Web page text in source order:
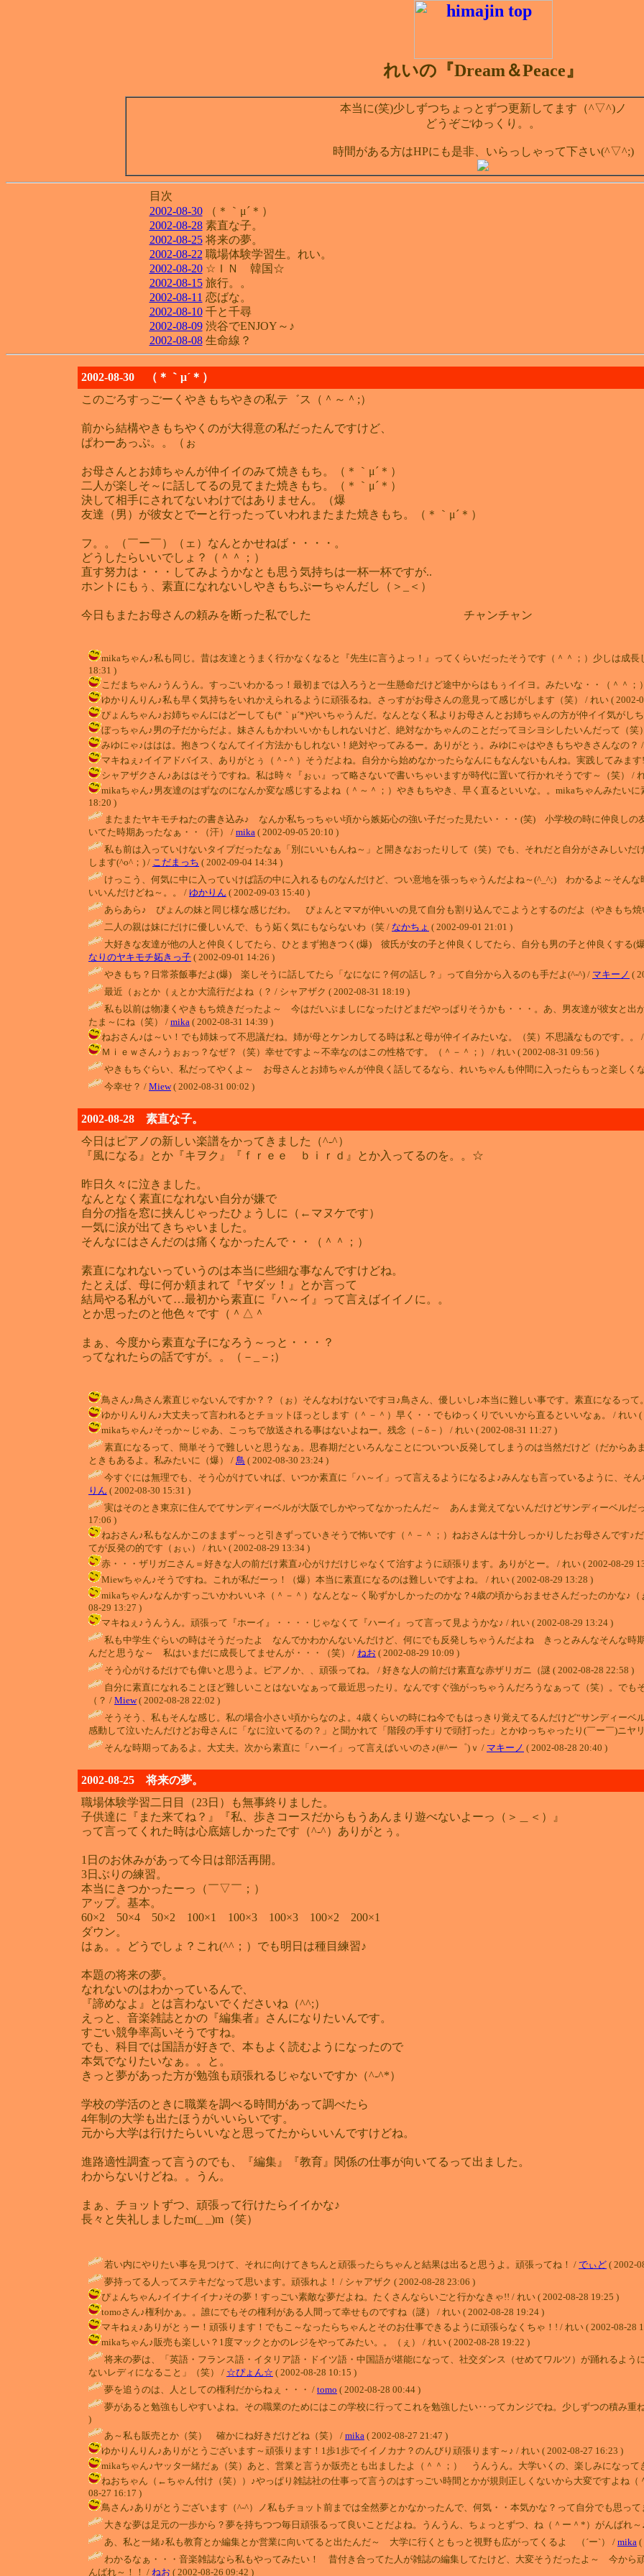
れいの『Dream＆Peace』
本当に(笑)少しずつちょっとずつ更新してます（^▽^)ノ
どうぞごゆっくり。。
時間がある方はHPにも是非、いらっしゃって下さい(^▽^;)
目次
2002-08-30（＊｀μ´＊）
2002-08-28素直な子。
2002-08-25将来の夢。
2002-08-22 職場体験学習生。れい。
2002-08-20☆ＩＮ 韓国☆
2002-08-15旅行。。
2002-08-11 恋ばな。
2002-08-10千と千尋
2002-08-09渋谷でENJOY～♪
2002-08-08生命線？
2002-08-30 （＊｀μ´＊）
このごろすっごーくやきもちやきの私テ゛ス（＾～＾;）
前から結構やきもちやくのが大得意の私だったんですけど、
ぱわーあっぷ。。（ぉ
お母さんとお姉ちゃんが仲イイのみて焼きもち。（＊｀μ´＊）
二人が楽しそ～に話してるの見てまた焼きもち。（＊｀μ´＊）
決して相手にされてないわけではありません。（爆
友達（男）が彼女とでーと行ったっていわれまたまた焼きもち。（＊｀μ´＊）
フ。。（￣ー￣）（ェ）なんとかせねば・・・・。
どうしたらいいでしょ？（＾＾；）
直す努力は・・・してみようかなとも思う気持ちは一杯一杯ですが..
ホントにもぅ、素直になれないしやきもちぷーちゃんだし（＞_＜）
今日もまたお母さんの頼みを断った私でした チャンチャン
mikaちゃん♪私も同じ。昔は友達とうまく行かなくなると『先生に言うよっ！』ってくらいだったそうです（＾＾；）少しは成
18:31 )
こだまちゃん♪うんうん。すっごいわかるっ！最初までは入ろうと一生懸命だけど途中からはもぅイイヨ。みたいな・・（＾＾；
ゆかりんりん♪私も早く気持ちをいれかえられるように頑張るね。さっすがお母さんの意見って感じがします（笑） / れい ( 2002-
ぴょんちゃん♪お姉ちゃんにはどーしても(*｀μ´*)やいちゃうんだ。なんとなく私よりお母さんとお姉ちゃんの方が仲イイ気がし
ぼっちゃん♪男の子だからだよ。妹さんもかわいいかもしれないけど、絶対なかちゃんのことだってヨシヨシしたいんだって（笑
みゆにゃ♪ははは。抱きつくなんてイイ方法かもしれない！絶対やってみるー。ありがとぅ。みゆにゃはやきもちやきさんなの？
マキねぇ♪イイアドバイス、ありがとぅ（＾-＾）そうだよね。自分から始めなかったらなんにもなんないもんね。実践してみます
シャアザクさん♪あははそうですね。私は時々『ぉぃ』って略さないで書いちゃいますが時代に置いて行かれそうです～（笑） /
mikaちゃん♪男友達のはずなのになんか変な感じするよね（＾～＾；）やきもちやき、早く直るといいな。。mikaちゃんみたい
18:20 )
またまたヤキモチねたの書き込み♪ なんか私ちっちゃい頃から嫉妬心の強い子だった見たい・・・(笑) 小学校の時に仲良しの
いてた時期あったなぁ・・（汗） / mika ( 2002-09-05 20:10 )
私も前は入っていけないタイプだったなぁ「別にいいもんね～」と開きなおったりして（笑）でも、それだと自分がさみしいだ
します(^o^；) / こだまっち ( 2002-09-04 14:34 )
けっこう、何気に中に入っていけば話の中に入れるものなんだけど、つい意地を張っちゃうんだよね～(^_^;) わかるよ～そ
いいんだけどね～。。 / ゆかりん ( 2002-09-03 15:40 )
あらあら♪ ぴょんの妹と同じ様な感じだわ。 ぴょんとママが仲いいの見て自分も割り込んでこようとするのだよ（やきもち焼
二人の親は妹にだけに優しいんで、もう妬く気にもならないわ（笑 / なかちょ ( 2002-09-01 21:01 )
大好きな友達が他の人と仲良くしてたら、ひとまず抱きつく(爆) 彼氏が女の子と仲良くしてたら、自分も男の子と仲良くする
なりのヤキモチ妬きっ子 ( 2002-09-01 14:26 )
やきもち？日常茶飯事だよ(爆) 楽しそうに話してたら「なになに？何の話し？」って自分から入るのも手だよ(^-^) / マキーノ (
最近（ぉとか（ぇとか大流行だよね（？ / シャアザク ( 2002-08-31 18:19 )
私も以前は物凄くやきもち焼きだったよ～ 今はだいぶましになったけどまだやっぱりそうかも・・・。あ、男友達が彼女と出
たま～にね（笑） / mika ( 2002-08-31 14:39 )
ねおさん♪は～い！でも姉妹って不思議だね。姉が母とケンカしてる時は私と母が仲イイみたいな。（笑）不思議なものです。。
Ｍｉｅｗさん♪うぉぉっ？なぜ？（笑）幸せですよ～不幸なのはこの性格です。（＾－＾；） / れい ( 2002-08-31 09:56 )
やきもちぐらい、私だってやくよ～ お母さんとお姉ちゃんが仲良く話してるなら、れいちゃんも仲間に入ったらもっと楽し
今幸せ？ / Miew( 2002-08-31 00:02 )
2002-08-28 素直な子。
今日はピアノの新しい楽譜をかってきました（^-^）
『風になる』とか『キヲク』『ｆｒｅｅ ｂｉｒｄ』とか入ってるのを。。☆
昨日久々に泣きました。
なんとなく素直になれない自分が嫌で
自分の指を窓に挟んじゃったひょうしに（←マヌケです）
一気に涙が出てきちゃいました。
そんなにはさんだのは痛くなかったんで・・（＾＾；）
素直になれないっていうのは本当に些細な事なんですけどね。
たとえば、母に何か頼まれて『ヤダッ！』とか言って
結局やる私がいて…最初から素直に『ハ～イ』って言えばイイノに。。
とか思ったのと他色々です（＾△＾ゞ
まぁ、今度から素直な子になろう～っと・・・？
ってなれたらの話ですが。。（－_－;）
鳥さん♪鳥さん素直じゃないんですか？？（ぉ）そんなわけないですヨ♪鳥さん、優しいし♪本当に難しい事です。素直になるって
ゆかりんりん♪大丈夫って言われるとチョットほっとします（＾－＾）早く・・でもゆっくりでいいから直るといいなぁ。 / れい (
mikaちゃん♪そっか～じゃあ、こっちで放送される事はないよねー。残念（－δ－） / れい ( 2002-08-31 11:27 )
素直になるって、簡単そうで難しいと思うなぁ。思春期だといろんなことについつい反発してしまうのは当然だけど（だから
ときもあるよ。私みたいに（爆） / 鳥 ( 2002-08-30 23:24 )
今すぐには無理でも、そう心がけていれば、いつか素直に「ハ～イ」って言えるようになるよ♪みんなも言っているように、そ
りん ( 2002-08-30 15:31 )
実はそのとき東京に住んでてサンディーベルが大阪でしかやってなかったんだ～ あんま覚えてないんだけどサンディーベルだ
17:06 )
ねおさん♪私もなんかこのままず～っと引きずっていきそうで怖いです（＾－＾；）ねおさんは十分しっかりしたお母さんです♪
てが反発の的です（ぉぃ） / れい ( 2002-08-29 13:34 )
赤・・・ザリガニさん＝好きな人の前だけ素直♪心がけだけじゃなくて治すように頑張ります。ありがとー。 / れい ( 2002-08-29
Miewちゃん♪そうですね。これが私だーっ！（爆）本当に素直になるのは難しいですよね。 / れい ( 2002-08-29 13:28 )
mikaちゃん♪なんかすっごいかわいいネ（＾－＾）なんとな～く恥ずかしかったのかな？4歳の頃からおませさんだったのかな♪
08-29 13:27 )
マキねぇ♪うんうん。頑張って『ホーイ』・・・・じゃなくて『ハーイ』って言って見ようかな♪ / れい ( 2002-08-29 13:24 )
私も中学生ぐらいの時はそうだったよ なんでかわかんないんだけど、何にでも反発しちゃうんだよね きっとみんなそんな
んだと思うな～ 私はいまだに成長してませんが・・・（笑） / ねお ( 2002-08-29 10:09 )
そう心がけるだけでも偉いと思うよ。ピアノか、、頑張ってね。 / 好きな人の前だけ素直な赤ザリガニ（謎 ( 2002-08-28 22:58 )
自分に素直になれることほど難しいことはないなぁって最近思ったり。なんですぐ強がっちゃうんだろうなぁって（笑）。でも
（？ / Miew( 2002-08-28 22:02 )
そうそう、私もそんな感じ。私の場合小さい頃からなのよ。4歳くらいの時にね今でもはっきり覚えてるんだけど“サンディーベ
感動して泣いたんだけどお母さんに「なに泣いてるの？」と聞かれて「階段の手すりで頭打った」とかゆっちゃったり(￣ー￣)ニヤ
そんな時期ってあるよ。大丈夫。次から素直に「ハーイ」って言えばいいのさ♪(#^ー゜)ｖ / マキーノ ( 2002-08-28 20:40 )
2002-08-25 将来の夢。
職場体験学習二日目（23日）も無事終りました。
子供達に『また来てね？』『私、歩きコースだからもうあんまり遊べないよーっ（＞＿＜）』
って言ってくれた時は心底嬉しかったです（^-^）ありがとぅ。
1日のお休みがあって今日は部活再開。
3日ぶりの練習。
本当にきつかったーっ（￣▽￣；）
アップ。基本。
60×2 50×4 50×2 100×1 100×3 100×3 100×2 200×1
ダウン。
はぁ。。どうでしょ？これ(^^；）でも明日は種目練習♪
本題の将来の夢。
なれないのはわかっているんで、
『諦めなよ』とは言わないでくださいね（^^;）
えっと、音楽雑誌とかの『編集者』さんになりたいんです。
すごい競争率高いそうですね。
でも、科目では国語が好きで、本もよく読むようになったので
本気でなりたいなぁ。。と。
きっと夢があった方が勉強も頑張れるじゃないですか（^-^*）
学校の学活のときに職業を調べる時間があって調べたら
4年制の大学も出たほうがいいらいです。
元から大学は行けたらいいなと思ってたからいいんですけどね。
進路適性調査って言うのでも、『編集』『教育』関係の仕事が向いてるって出ました。
わからないけどね。。うん。
まぁ、チョットずつ、頑張って行けたらイイかな♪
長々と失礼しましたm(_ _)m（笑）
若い内にやりたい事を見つけて、それに向けてきちんと頑張ったらちゃんと結果は出ると思うよ。頑張ってね！ / でぃど ( 2002-
夢持ってる人ってステキだなって思います。頑張れよ！ / シャアザク ( 2002-08-28 23:06 )
ぴょんちゃん♪イイナイイナ♪その夢！すっごい素敵な夢だよね。たくさんならいごと行かなきゃ!! / れい ( 2002-08-28 19:25 )
tomoさん♪権利かぁ。。誰にでもその権利がある人間って幸せものですね（謎） / れい ( 2002-08-28 19:24 )
マキねぇ♪ありがとぅー！頑張ります！でもこ～なったらちゃんとそのお仕事できるように頑張らなくちゃ！! / れい ( 2002-08-28
mikaちゃん♪販売も楽しい？1度マックとかのレジをやってみたい。。（ぇ） / れい ( 2002-08-28 19:22 )
将来の夢は、「英語・フランス語・イタリア語・ドイツ語・中国語が堪能になって、社交ダンス（せめてワルツ）が踊れるよう
ないレディになること」（笑） / ☆ぴょん☆ ( 2002-08-28 10:15 )
夢を追うのは、人としての権利だからねぇ・・・ / tomo ( 2002-08-28 00:44 )
夢があると勉強もしやすいよね。その職業のためにはこの学校に行ってこれを勉強したい‥ってカンジでね。少しずつの積み重
)
あ～私も販売とか（笑） 確かにね好きだけどね（笑） / mika ( 2002-08-27 21:47 )
ゆかりんりん♪ありがとうございます～頑張ります！1歩1歩でイイノカナ？のんびり頑張ります～♪ / れい ( 2002-08-27 16:23 )
mikaちゃん♪ヤッタ一緒だぁ（笑）あと、営業と言うか販売とも出ましたよ（＾＾；） うんうん。大学いくの、楽しみになって
ねおちゃん（←ちゃん付け（笑））♪やっぱり雑誌社の仕事って言うのはすっごい時間とかが規則正しくないから大変ですよね
08-27 16:17 )
鳥さん♪ありがとうございます（^-^）ノ私もチョット前までは全然夢とかなかったんで、何気・・本気かな？って自分でも思っ
大きな夢は足元の一歩から？夢を持ちつつ毎日頑張るって良いことだよね。うんうん、ちょっとずつ、ね（＾ー＾*）がんばれ～
あ、私と一緒♪私も教育とか編集とか営業に向いてると出たんだ～ 大学に行くともっと視野も広がってくるよ （´ー`） / mika (
わかるなぁ・・・音楽雑誌なら私もやってみたい！ 昔付き合ってた人が雑誌の編集してたけど、大変そうだったよ～ 今か
んばれ～！！ / ねお ( 2002-08-26 09:42 )